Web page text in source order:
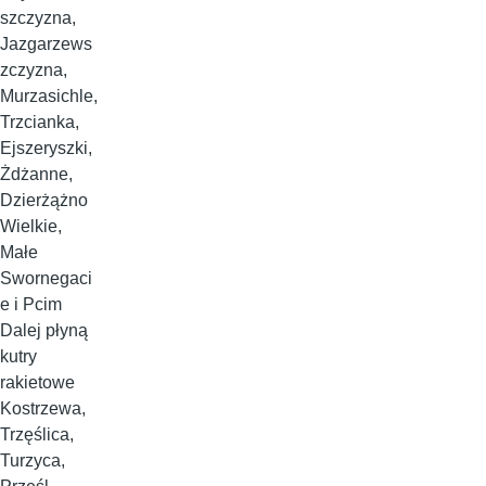
szczyzna,
Jazgarzews
zczyzna,
Murzasichle,
Trzcianka,
Ejszeryszki,
Żdżanne,
Dzierżążno
Wielkie,
Małe
Swornegaci
e i Pcim
Dalej płyną
kutry
rakietowe
Kostrzewa,
Trzęślica,
Turzyca,